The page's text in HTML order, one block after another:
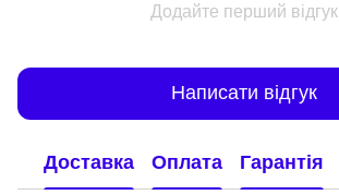
Додайте перший відгук
Написати відгук
Доставка Оплата Гарантія